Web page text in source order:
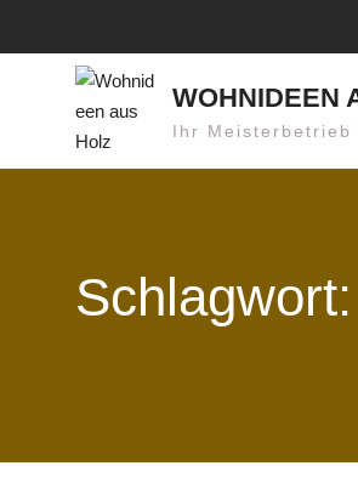
WOHNIDEEN
Ihr Meisterbetrieb